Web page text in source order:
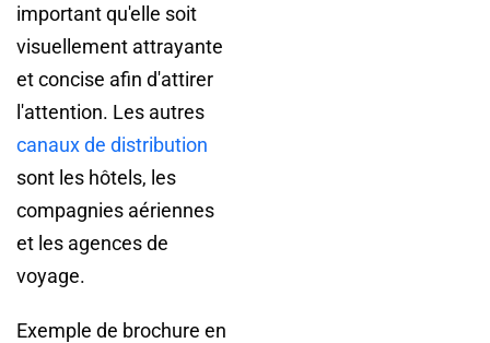
important qu'elle soit
visuellement attrayante
et concise afin d'attirer
l'attention. Les autres
canaux de distribution
sont les hôtels, les
compagnies aériennes
et les agences de
voyage.
Exemple de brochure en